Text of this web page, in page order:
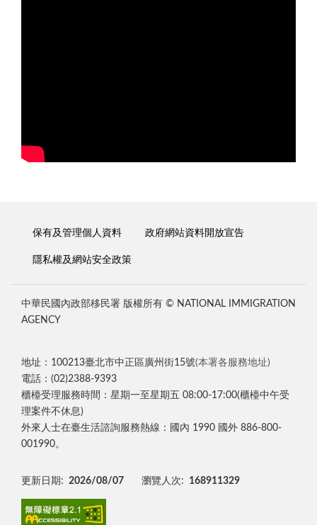
保有及管理個人資料 政府網站資料開放宣告
隱私權及網站安全政策
中華民國內政部移民署 版權所有 © NATIONAL IMMIGRATION
AGENCY
地址：100213臺北市中正區廣州街15號(本署各服務地址)
電話：(02)2388-9393
櫃檯受理服務時間：星期一至星期五 08:00-17:00(櫃檯中午受
理案件不休息)
外來人士在臺生活諮詢服務熱線：國內 1990 國外 886-800-
001990。
更新日期: 2026/08/07 瀏覽人次: 168911329